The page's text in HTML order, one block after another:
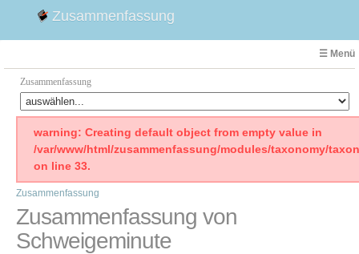
Zusammenfassung
☰ Menü
Zusammenfassung
Faust
Willhelm Tell
Emilia Galotti
1. Weltkrieg Zusammenfassung
2. Weltkrieg
warning: Creating default object from empty value in
/var/www/html/zusammenfassung/modules/taxonomy/
on line 33.
Zusammenfassung
Zusammenfassung von
Schweigeminute